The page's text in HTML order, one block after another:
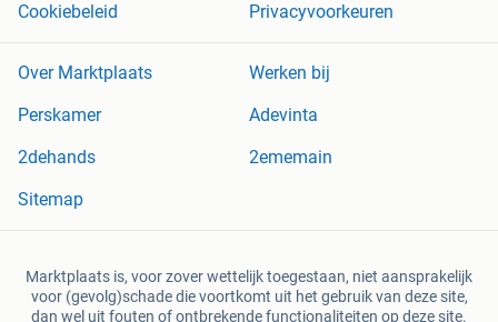
Cookiebeleid
Privacyvoorkeuren
Over Marktplaats
Werken bij
Perskamer
Adevinta
2dehands
2ememain
Sitemap
Marktplaats is, voor zover wettelijk toegestaan, niet aansprakelijk
voor (gevolg)schade die voortkomt uit het gebruik van deze site,
dan wel uit fouten of ontbrekende functionaliteiten op deze site.